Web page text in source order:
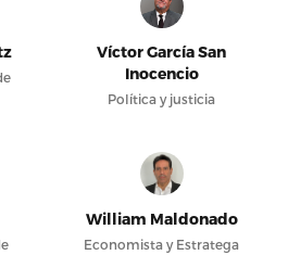
Víctor García San
Inocencio
Política y justicia
William Maldonado
Economista y Estratega